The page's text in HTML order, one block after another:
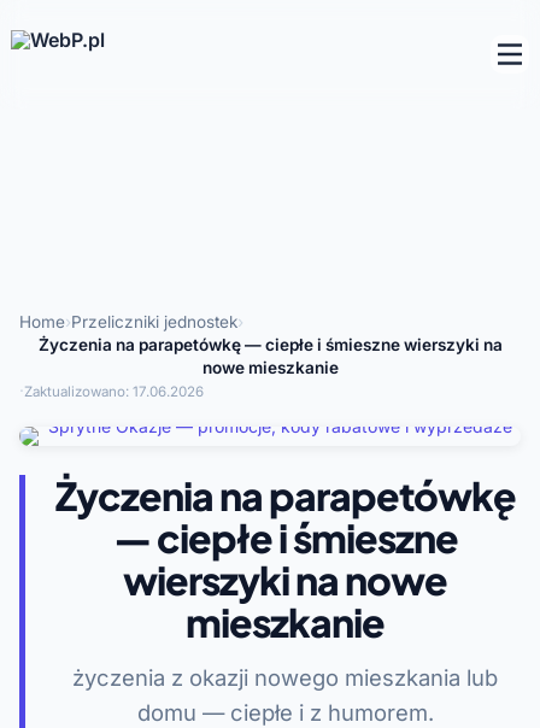
Home›Przeliczniki jednostek›
Życzenia na parapetówkę — ciepłe i śmieszne wierszyki na
nowe mieszkanie
·Zaktualizowano: 17.06.2026
Życzenia na parapetówkę
— ciepłe i śmieszne
wierszyki na nowe
mieszkanie
życzenia z okazji nowego mieszkania lub
domu — ciepłe i z humorem.